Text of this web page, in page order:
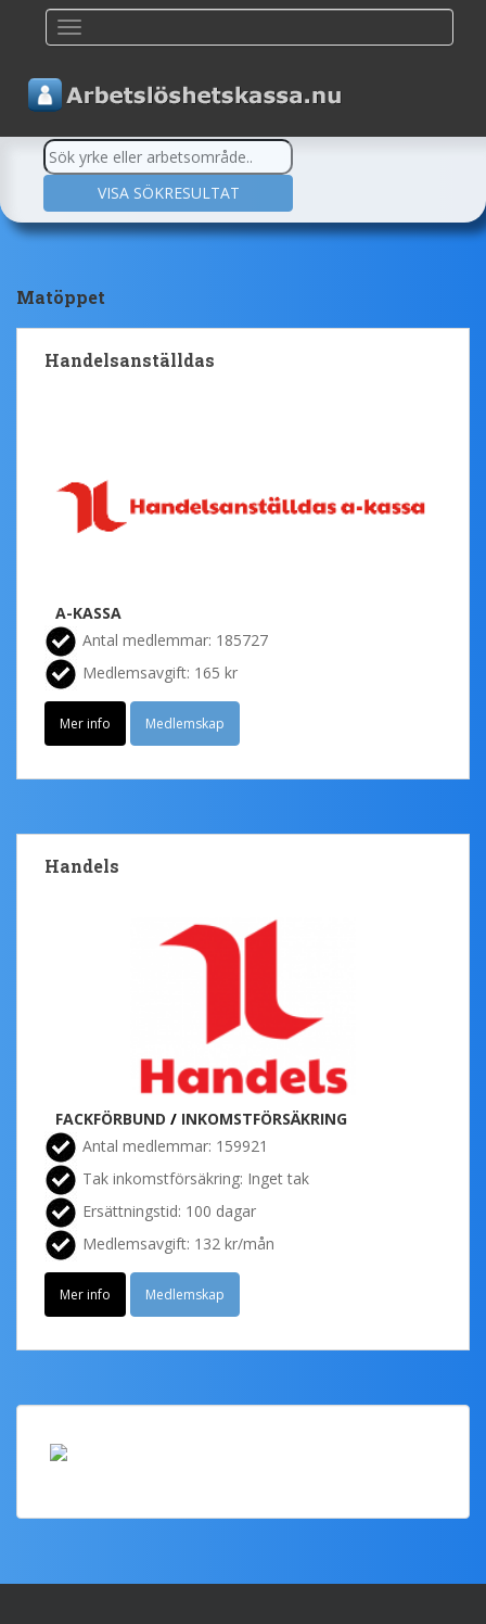
Matöppet
Handelsanställdas
A-KASSA
Antal medlemmar: 185727
Medlemsavgift: 165 kr
Mer info Medlemskap
Handels
FACKFÖRBUND / INKOMSTFÖRSÄKRING
Antal medlemmar: 159921
Tak inkomstförsäkring: Inget tak
Ersättningstid: 100 dagar
Medlemsavgift: 132 kr/mån
Mer info Medlemskap